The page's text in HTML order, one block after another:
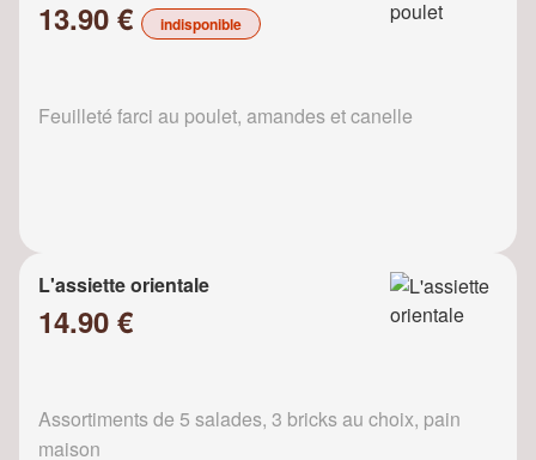
13.90 € indisponible
Feuilleté farci au poulet, amandes et canelle
L'assiette orientale
14.90 €
Assortiments de 5 salades, 3 bricks au choix, pain
maison